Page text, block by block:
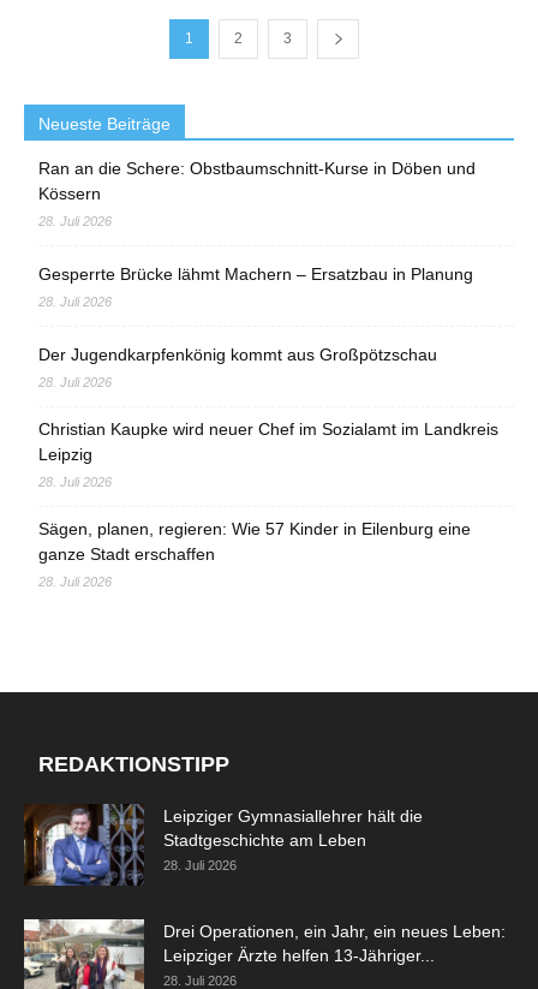
1 2 3
Neueste Beiträge
Ran an die Schere: Obstbaumschnitt-Kurse in Döben und
Kössern
28. Juli 2026
Gesperrte Brücke lähmt Machern – Ersatzbau in Planung
28. Juli 2026
Der Jugendkarpfenkönig kommt aus Großpötzschau
28. Juli 2026
Christian Kaupke wird neuer Chef im Sozialamt im Landkreis
Leipzig
28. Juli 2026
Sägen, planen, regieren: Wie 57 Kinder in Eilenburg eine
ganze Stadt erschaffen
28. Juli 2026
REDAKTIONSTIPP
Leipziger Gymnasiallehrer hält die
Stadtgeschichte am Leben
28. Juli 2026
Drei Operationen, ein Jahr, ein neues Leben:
Leipziger Ärzte helfen 13-Jähriger...
28. Juli 2026